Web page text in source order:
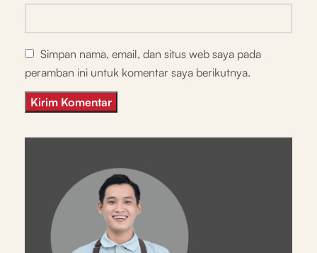
Simpan nama, email, dan situs web saya pada
peramban ini untuk komentar saya berikutnya.